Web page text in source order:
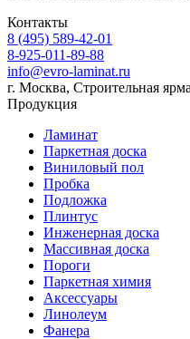
Контакты
8 (495) 589-42-01
8-925-011-89-88
info@evro-laminat.ru
г. Москва, Строительная
Продукция
Ламинат
Паркетная доска
Виниловый пол
Пробка
Подложка
Плинтус
Инженерная доска
Массивная доска
Пороги
Паркетная химия
Аксессуары
Линолеум
Фанера